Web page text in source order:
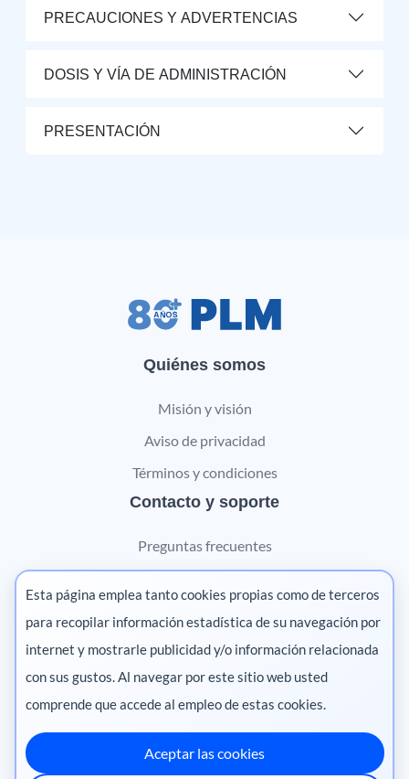
PRECAUCIONES Y ADVERTENCIAS
DOSIS Y VÍA DE ADMINISTRACIÓN
PRESENTACIÓN
Quiénes somos
Misión y visión
Aviso de privacidad
Términos y condiciones
Contacto y soporte
Preguntas frecuentes
Contáctanos
Marketing digital
Pharma
México
·
Esta página emplea tanto cookies propias como de terceros
para recopilar información estadística de su navegación por
internet y mostrarle publicidad y/o información relacionada
con sus gustos. Al navegar por este sitio web usted
comprende que accede al empleo de estas cookies.
Aceptar las cookies